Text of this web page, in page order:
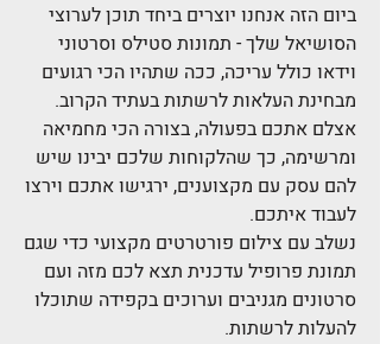
ביום הזה אנחנו יוצרים ביחד תוכן לערוצי
הסושיאל שלך - תמונות סטילס וסרטוני
וידאו כולל עריכה, ככה שתהיו הכי רגועים
מבחינת העלאות לרשתות בעתיד הקרוב.
אצלם אתכם בפעולה, בצורה הכי מחמיאה
ומרשימה, כך שהלקוחות שלכם יבינו שיש
להם עסק עם מקצוענים, ירגישו אתכם וירצו
לעבוד איתכם.
נשלב עם צילום פורטרטים מקצועי כדי שגם
תמונת פרופיל עדכנית תצא לכם מזה ועם
סרטונים מגניבים וערוכים בקפידה שתוכלו
להעלות לרשתות.